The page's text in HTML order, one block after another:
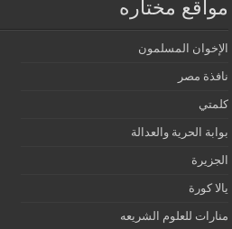
مواقع مختاره
الإخوان المسلمون
نافذة مصر
كلمتي
بوابة الحرية والعدالة
الجزيرة
يالا كورة
منارات للعلوم الشريعه